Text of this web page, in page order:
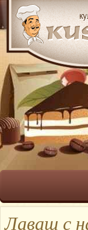
Лаваш с